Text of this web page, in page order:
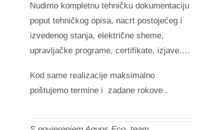
Nudimo kompletnu tehničku dokumentaciju
poput tehničkog opisa, nacrt postojećeg i
izvedenog stanja, električne sheme,
upravljačke programe, certifikate, izjave….
Kod same realizacije maksimalno
poštujemo termine i
zadane rokove .